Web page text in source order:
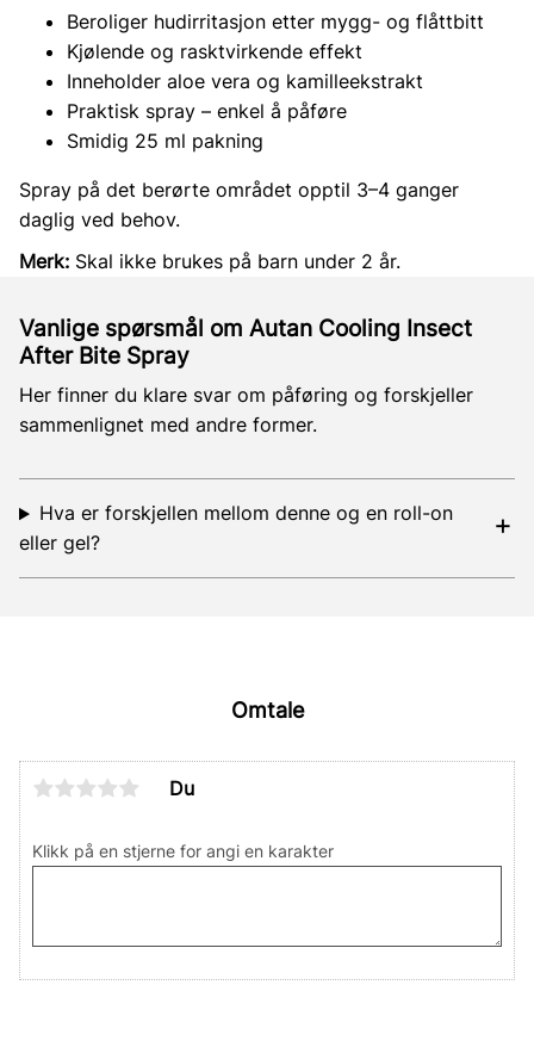
Beroliger hudirritasjon etter mygg- og flåttbitt
Kjølende og rasktvirkende effekt
Inneholder aloe vera og kamilleekstrakt
Praktisk spray – enkel å påføre
Smidig 25 ml pakning
Spray på det berørte området opptil 3–4 ganger
daglig ved behov.
Merk: Skal ikke brukes på barn under 2 år.
Vanlige spørsmål om Autan Cooling Insect
After Bite Spray
Her finner du klare svar om påføring og forskjeller
sammenlignet med andre former.
Hva er forskjellen mellom denne og en roll-on
eller gel?
Omtale
Du
Klikk på en stjerne for angi en karakter